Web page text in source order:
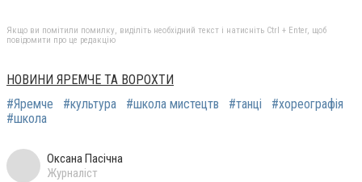
Якщо ви помітили помилку, виділіть необхідний текст і натисніть Ctrl + Enter, щоб
повідомити про це редакцію
НОВИНИ ЯРЕМЧЕ ТА ВОРОХТИ
#Яремче
#культура #школа мистецтв #танці
#хореографія
#школа
Оксана Пасічна
Журналіст